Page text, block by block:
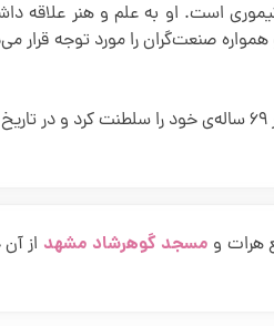
تیموری است. او به علم و هنر علاقه
صنعت‌گران را مورد توجه قرار
هرات و مسجد گوهرشاد مشهد از